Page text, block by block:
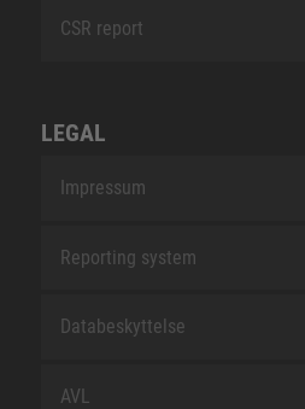
CSR report
LEGAL
Impressum
Reporting system
Databeskyttelse
AVL